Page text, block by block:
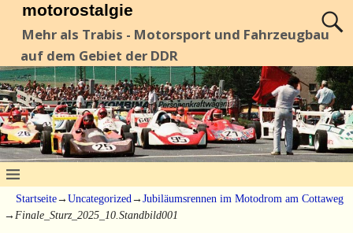
motorostalgie
Mehr als Trabis - Motorsport und Fahrzeugbau
auf dem Gebiet der DDR
Startseite→ Uncategorized → Jubiläumsrennen im Motodrom am Cottaweg
→ Finale_Sturz_2025_10.Standbild001